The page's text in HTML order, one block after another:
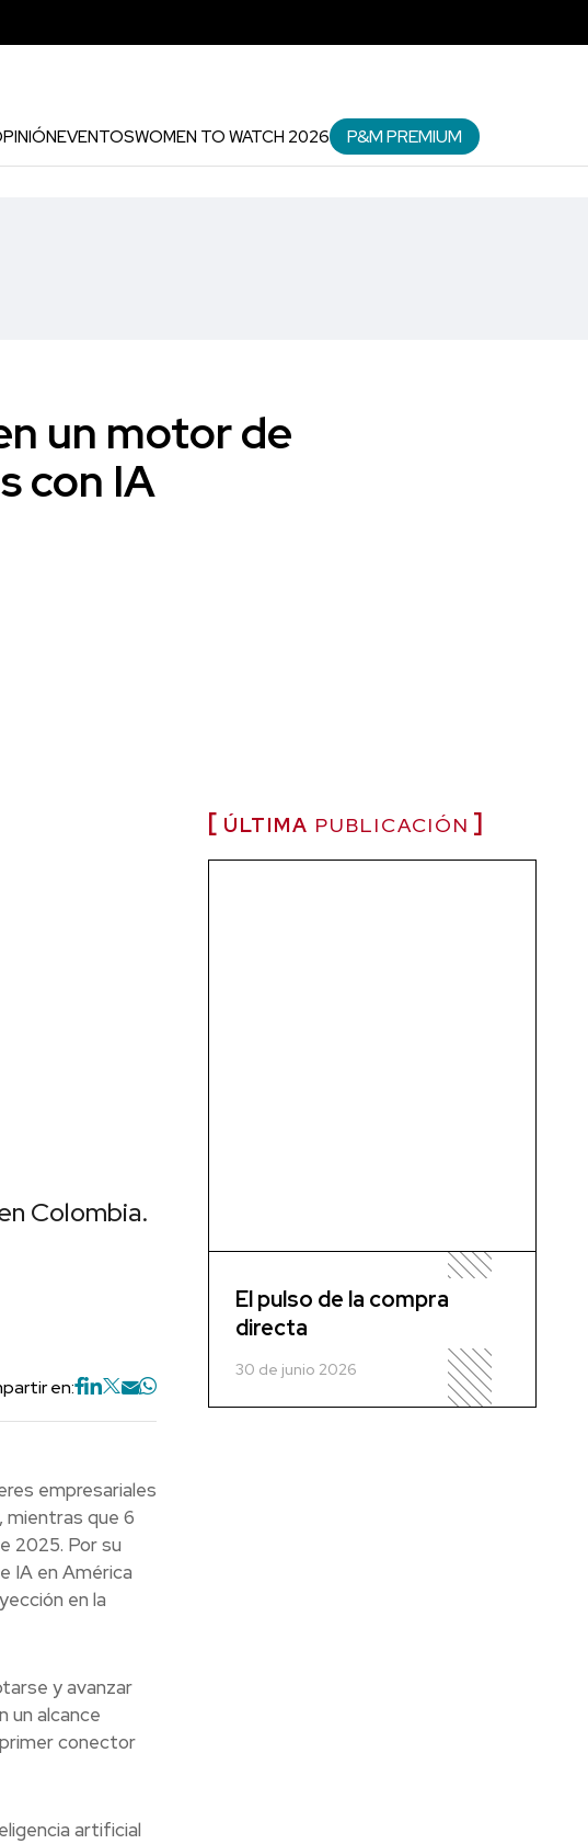
EVENTOSWOMEN TO WATCH 2026 P&M PREMIUM
un motor de
con IA
Colombia.
en:
empresariales
mientras que 6
2025. Por su
IA en América
en la
y avanzar
un alcance
conector
artificial
ÚLTIMA PUBLICACIÓN
El pulso de la compra
directa
30 de junio 2026